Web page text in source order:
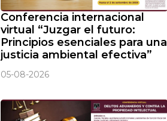
Conferencia internacional
virtual “Juzgar el futuro:
Principios esenciales para una
justicia ambiental efectiva”
05-08-2026